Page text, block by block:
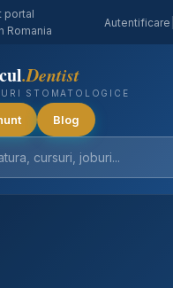
portal
Romania
Autentificare
.Dentist
STOMATOLOGICE
Blog